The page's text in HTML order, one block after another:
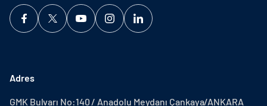
Adres
GMK Bulvarı No:140 / Anadolu Meydanı Çankaya/ANKARA